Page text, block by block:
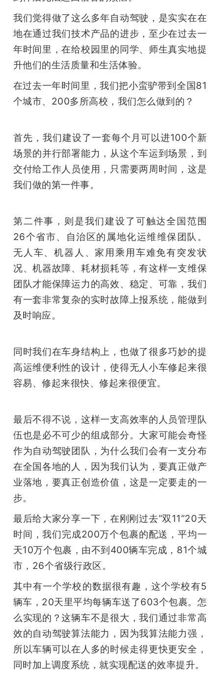
我们觉得做了这么多年自动驾驶，是实实在在
地在通过我们技术产品的进步，至少在过去一
年时间里，在给校园里的同学、师生真实地提
升他们的生活质量和生活体验。
在过去一年时间里，我们把小蛮驴带到全国81
个城市、200多所高校，我们怎么做到的？
首先，我们建设了一套每个月可以进100个新
场景的并行部署能力，从这个车运到场景，到
交付给工作人员使用，只需要两周时间，这是
我们做的第一件事。
第二件事，则是我们建设了可触达全国范围
26个省市、自治区的属地化运维维保团队。
无人车、机器人、家用乘用车难免有突发状
况、机器故障、耗材损耗等，有这样一支维保
团队才能保障运力的高效、稳定、可靠，我们
有一套非常复杂的实时故障上报系统，能做到
及时响应。
同时我们在车身结构上，也做了很多巧妙的提
高运维便利性的设计，使得无人小车修起来很
容易、修起来很快、修起来很便宜。
最后不得不说，这样一支高效率的人员管理队
伍也是必不可少的组成部分。大家可能会奇怪
作为自动驾驶团队，为什么我们会有一支分布
在全国各地的人，因为我们认为，要真正做产
业落地，要真正创造价值，这是一定要走的一
步。
最后给大家分享一下，在刚刚过去“双11”20天
时间，我们完成200万个包裹的配送，平均一
天10万个包裹，由不到400辆车完成，81个城
市，26个省级行政区。
其中有一个学校的数据很有趣，这个学校有5
辆车，20天里平均每辆车送了603个包裹。怎
么实现的？这辆车不是很大，我们通过非常高
效的自动驾驶算法能力，因为我算法能力强，
所以车辆可以在人多的时候走得更快更安全，
同时加上调度系统，就实现配送的效率提升。